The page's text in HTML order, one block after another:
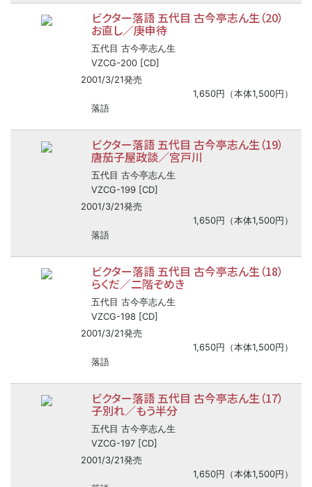
ビクター落語 五代目 古今亭志ん生（20）
お直し／庚申待
五代目 古今亭志ん生
VZCG-200 [CD]
2001/3/21発売
1,650円（本体1,500円）
落語
ビクター落語 五代目 古今亭志ん生（19）
唐茄子屋政談／宮戸川
五代目 古今亭志ん生
VZCG-199 [CD]
2001/3/21発売
1,650円（本体1,500円）
落語
ビクター落語 五代目 古今亭志ん生（18）
らくだ／二階ぞめき
五代目 古今亭志ん生
VZCG-198 [CD]
2001/3/21発売
1,650円（本体1,500円）
落語
ビクター落語 五代目 古今亭志ん生（17）
子別れ／もう半分
五代目 古今亭志ん生
VZCG-197 [CD]
2001/3/21発売
1,650円（本体1,500円）